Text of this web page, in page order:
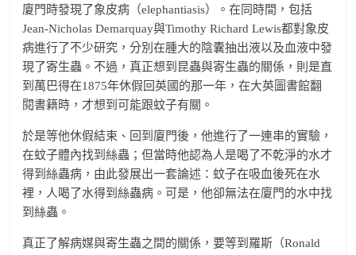
廈門時發現了象皮病（elephantiasis）。在同時間，包括
Jean-Nicholas Demarquay與Timothy Richard Lewis都對象皮
病進行了不少研究，分別在腫大的陰囊抽出液以及血液中發
現了寄生蟲。不過，真正想到昆蟲與寄生蟲的關係，則是直
到萬巴得在1875年休假回英國的那一年，在大英圖書館翻
閱書籍時，才想到可能跟蚊子有關。
於是等他休假結束、回到廈門後，他進行了一連串的實驗，
在蚊子體內找到絲蟲；但當時他認為人是喝了不乾淨的水才
得到絲蟲病，由此發展出一套論述：蚊子在吸血後死在水
裡，人喝了水得到絲蟲病。可是，他卻無法在廈門的水中找
到絲蟲。
真正了解病媒與寄生蟲之間的關係，要等到羅斯（Ronald